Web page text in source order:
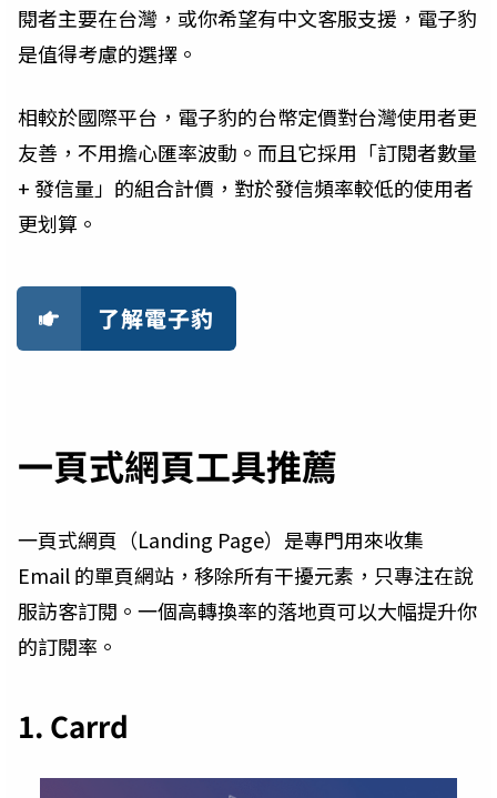
閱者主要在台灣，或你希望有中文客服支援，電子豹
是值得考慮的選擇。
相較於國際平台，電子豹的台幣定價對台灣使用者更
友善，不用擔心匯率波動。而且它採用「訂閱者數量
+ 發信量」的組合計價，對於發信頻率較低的使用者
更划算。
了解電子豹
一頁式網頁工具推薦
一頁式網頁（Landing Page）是專門用來收集
Email 的單頁網站，移除所有干擾元素，只專注在說
服訪客訂閱。一個高轉換率的落地頁可以大幅提升你
的訂閱率。
1. Carrd